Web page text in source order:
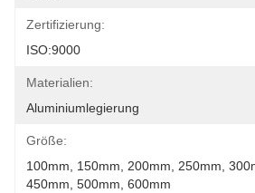
Zertifizierung:
ISO:9000
Materialien:
Aluminiumlegierung
Größe:
100mm, 150mm, 200mm, 250mm,
450mm, 500mm, 600mm